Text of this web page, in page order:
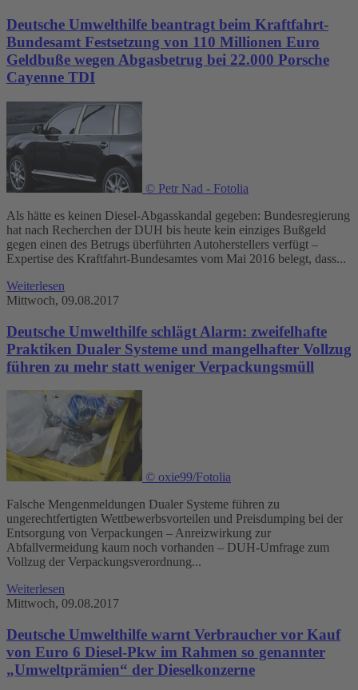
Deutsche Umwelthilfe beantragt beim Kraftfahrt-
Bundesamt Festsetzung von 110 Millionen Euro
Geldbuße wegen Abgasbetrug bei 22.000 Porsche
Cayenne TDI
© Petr Nad - Fotolia
Als hätte es keinen Diesel-Abgasskandal gegeben: Bundesregierung
hat nach Recherchen der DUH bis heute kein einziges Bußgeld
gegen einen des Betrugs überführten Autoherstellers verfügt –
Expertise des Kraftfahrt-Bundesamtes vom Mai 2016 belegt, dass...
Weiterlesen
Mittwoch, 09.08.2017
Deutsche Umwelthilfe schlägt Alarm: zweifelhafte
Praktiken Dualer Systeme und mangelhafter Vollzug
führen zu mehr statt weniger Verpackungsmüll
© oxie99/Fotolia
Falsche Mengenmeldungen Dualer Systeme führen zu
ungerechtfertigten Wettbewerbsvorteilen und Preisdumping bei der
Entsorgung von Verpackungen – Anreizwirkung zur
Abfallvermeidung kaum noch vorhanden – DUH-Umfrage zum
Vollzug der Verpackungsverordnung...
Weiterlesen
Mittwoch, 09.08.2017
Deutsche Umwelthilfe warnt Verbraucher vor Kauf
von Euro 6 Diesel-Pkw im Rahmen so genannter
„Umweltprämien“ der Dieselkonzerne